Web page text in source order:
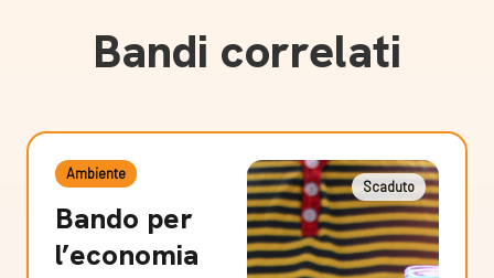
Bandi correlati
Ambiente
Bando per
l’economia
Scaduto